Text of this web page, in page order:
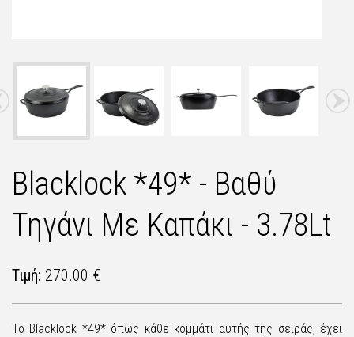
Blacklock *49* - Βαθύ
Τηγάνι Με Καπάκι - 3.78Lt
Τιμή: 270.00 €
Το Blacklock *49* όπως κάθε κομμάτι αυτής της σειράς, έχει